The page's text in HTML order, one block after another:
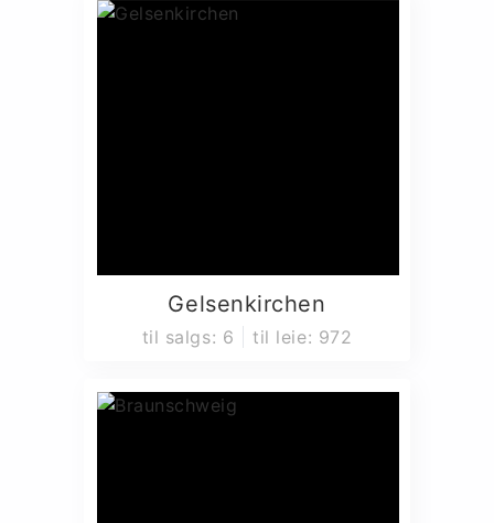
Gelsenkirchen
til salgs: 6 til leie: 972